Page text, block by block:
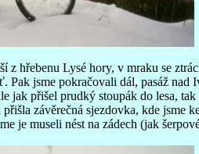
z hřebenu Lysé hory, v mraku se
jsme pokračovali dál, pasáž nad
jak přišel prudký stoupák do lesa, tak
závěrečná sjezdovka, kde jsme
je museli nést na zádech (jak